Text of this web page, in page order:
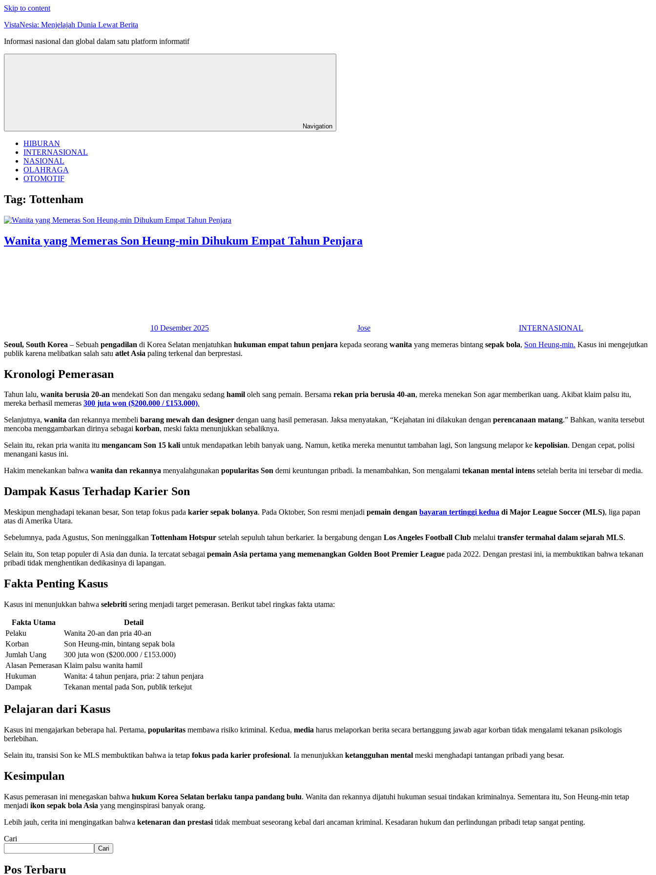
Skip to content
VistaNesia: Menjelajah Dunia Lewat Berita
Informasi nasional dan global dalam satu platform informatif
Navigation
HIBURAN
INTERNASIONAL
NASIONAL
OLAHRAGA
OTOMOTIF
Tag: Tottenham
Wanita yang Memeras Son Heung-min Dihukum Empat Tahun Penjara
10 Desember 2025 Jose
INTERNASIONAL
Seoul, South Korea – Sebuah pengadilan di Korea Selatan menjatuhkan hukuman empat tahun penjara kepada seorang wanita yang memeras bintang sepak bola, Son Heung-min. Kasus ini mengejutkan
publik karena melibatkan salah satu atlet Asia paling terkenal dan berprestasi.
Kronologi Pemerasan
Tahun lalu, wanita berusia 20-an mendekati Son dan mengaku sedang hamil oleh sang pemain. Bersama rekan pria berusia 40-an, mereka menekan Son agar memberikan uang. Akibat klaim palsu itu,
mereka berhasil memeras 300 juta won ($200.000 / £153.000).
Selanjutnya, wanita dan rekannya membeli barang mewah dan designer dengan uang hasil pemerasan. Jaksa menyatakan, “Kejahatan ini dilakukan dengan perencanaan matang.” Bahkan, wanita tersebut
mencoba menggambarkan dirinya sebagai korban, meski fakta menunjukkan sebaliknya.
Selain itu, rekan pria wanita itu mengancam Son 15 kaliuntuk mendapatkan lebih banyak uang. Namun, ketika mereka menuntut tambahan lagi, Son langsung melapor ke kepolisian. Dengan cepat, polisi
menangani kasus ini.
Hakim menekankan bahwa wanita dan rekannya menyalahgunakan popularitas Son demi keuntungan pribadi. Ia menambahkan, Son mengalami tekanan mental intens setelah berita ini tersebar di media.
Dampak Kasus Terhadap Karier Son
Meskipun menghadapi tekanan besar, Son tetap fokus pada karier sepak bolanya. Pada Oktober, Son resmi menjadi pemain dengan bayaran tertinggi kedua di Major League Soccer (MLS), liga papan
atas di Amerika Utara.
Sebelumnya, pada Agustus, Son meninggalkan Tottenham Hotspur setelah sepuluh tahun berkarier. Ia bergabung dengan Los Angeles Football Club melalui transfer termahal dalam sejarah MLS.
Selain itu, Son tetap populer di Asia dan dunia. Ia tercatat sebagai pemain Asia pertama yang memenangkan Golden Boot Premier League pada 2022. Dengan prestasi ini, ia membuktikan bahwa tekanan
pribadi tidak menghentikan dedikasinya di lapangan.
Fakta Penting Kasus
Kasus ini menunjukkan bahwa selebriti sering menjadi target pemerasan. Berikut tabel ringkas fakta utama:
Fakta Utama
Detail
Pelaku
Wanita 20-an dan pria 40-an
Korban
Son Heung-min, bintang sepak bola
Jumlah Uang
300 juta won ($200.000 / £153.000)
Alasan Pemerasan Klaim palsu wanita hamil
Hukuman
Wanita: 4 tahun penjara, pria: 2 tahun penjara
Dampak
Tekanan mental pada Son, publik terkejut
Pelajaran dari Kasus
Kasus ini mengajarkan beberapa hal. Pertama, popularitas membawa risiko kriminal. Kedua, media harus melaporkan berita secara bertanggung jawab agar korban tidak mengalami tekanan psikologis
berlebihan.
Selain itu, transisi Son ke MLS membuktikan bahwa ia tetap fokus pada karier profesional. Ia menunjukkan ketangguhan mental meski menghadapi tantangan pribadi yang besar.
Kesimpulan
Kasus pemerasan ini menegaskan bahwa hukum Korea Selatan berlaku tanpa pandang bulu. Wanita dan rekannya dijatuhi hukuman sesuai tindakan kriminalnya. Sementara itu, Son Heung-min tetap
menjadi ikon sepak bola Asia yang menginspirasi banyak orang.
Lebih jauh, cerita ini mengingatkan bahwa ketenaran dan prestasi tidak membuat seseorang kebal dari ancaman kriminal. Kesadaran hukum dan perlindungan pribadi tetap sangat penting.
Cari
Cari
Pos Terbaru